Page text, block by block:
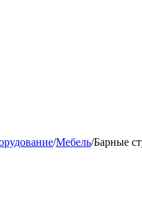
/Мебель/Барные